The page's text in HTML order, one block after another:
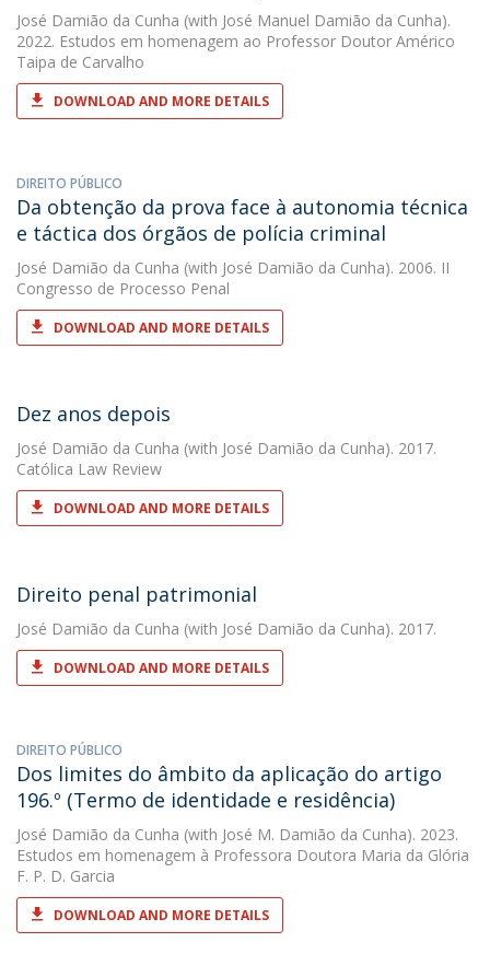
José Damião da Cunha (with José Manuel Damião da Cunha).
2022. Estudos em homenagem ao Professor Doutor Américo
Taipa de Carvalho
DOWNLOAD AND MORE DETAILS
DIREITO PÚBLICO
Da obtenção da prova face à autonomia técnica
e táctica dos órgãos de polícia criminal
José Damião da Cunha (with José Damião da Cunha). 2006. II
Congresso de Processo Penal
DOWNLOAD AND MORE DETAILS
Dez anos depois
José Damião da Cunha (with José Damião da Cunha). 2017.
Católica Law Review
DOWNLOAD AND MORE DETAILS
Direito penal patrimonial
José Damião da Cunha (with José Damião da Cunha). 2017.
DOWNLOAD AND MORE DETAILS
DIREITO PÚBLICO
Dos limites do âmbito da aplicação do artigo
196.º (Termo de identidade e residência)
José Damião da Cunha (with José M. Damião da Cunha). 2023.
Estudos em homenagem à Professora Doutora Maria da Glória
F. P. D. Garcia
DOWNLOAD AND MORE DETAILS